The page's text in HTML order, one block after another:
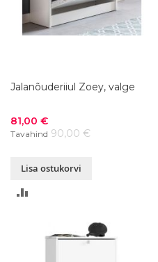
Jalanõuderiiul Zoey, valge
Soodushind
81,00 €
Tavahind 90,00 €
Lisa ostukorvi